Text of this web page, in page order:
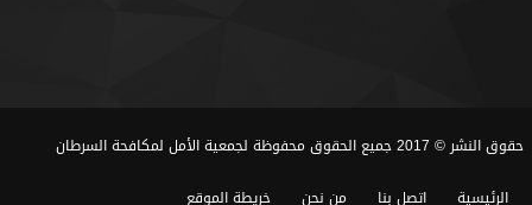
حقوق النشر © 2017 جميع الحقوق محفوظة لجمعية الأمل لمكافحة السرطان
الرئيسية
اتصل بنا من نحن خريطة الموقع